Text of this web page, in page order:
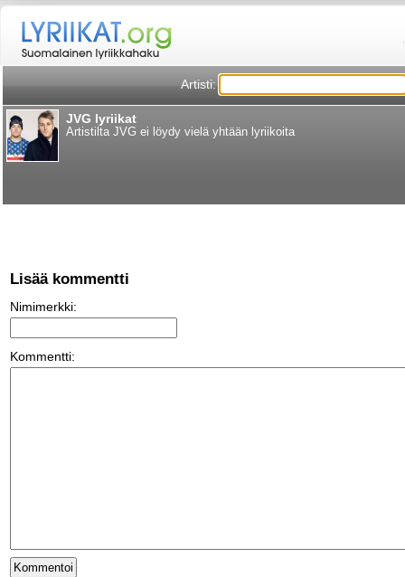
Artisti:
JVG lyriikat
Artistilta JVG ei löydy vielä yhtään lyriikoita
Lisää kommentti
Nimimerkki:
Kommentti: